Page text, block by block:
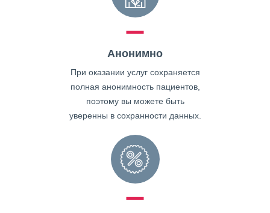
Анонимно
При оказании услуг сохраняется
полная анонимность пациентов,
поэтому вы можете быть
уверенны в сохранности данных.